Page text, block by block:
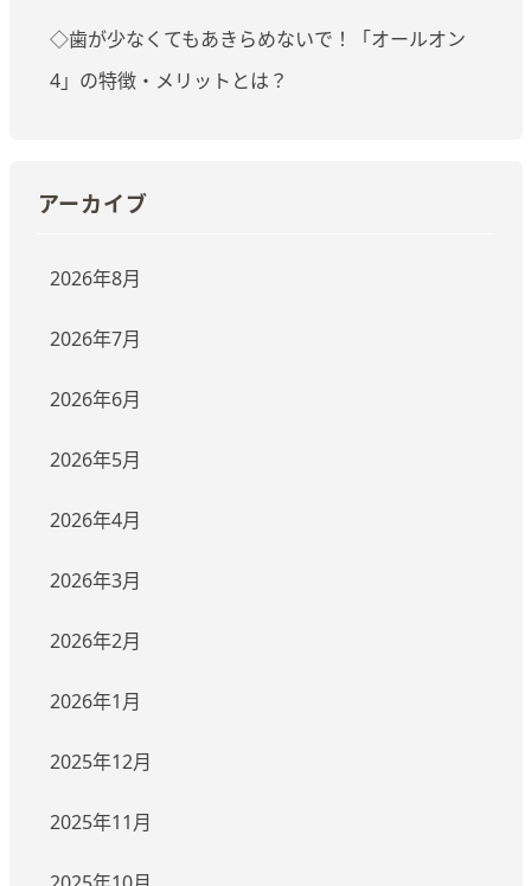
◇歯が少なくてもあきらめないで！「オールオン
4」の特徴・メリットとは？
アーカイブ
2026年8月
2026年7月
2026年6月
2026年5月
2026年4月
2026年3月
2026年2月
2026年1月
2025年12月
2025年11月